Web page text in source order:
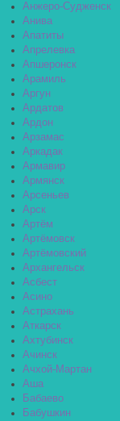
Анжеро-Судженск
Анива
Апатиты
Апрелевка
Апшеронск
Арамиль
Аргун
Ардатов
Ардон
Арзамас
Аркадак
Армавир
Армянск
Арсеньев
Арск
Артём
Артёмовск
Артёмовский
Архангельск
Асбест
Асино
Астрахань
Аткарск
Ахтубинск
Ачинск
Ачхой-Мартан
Аша
Бабаево
Бабушкин